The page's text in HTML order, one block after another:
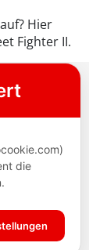
Hier
Fighter II.